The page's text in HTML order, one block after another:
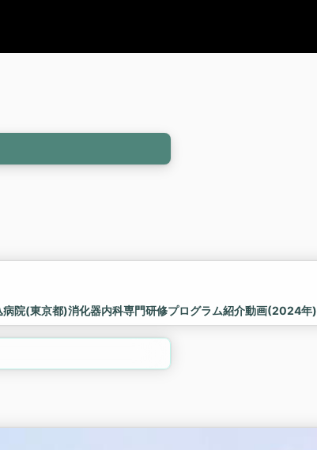
病院(東京都)消化器内科専門研修プログラム紹介動画(2024年)